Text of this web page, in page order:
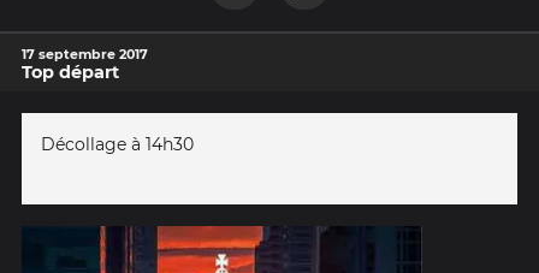
17 septembre 2017
Top départ
Décollage à 14h30